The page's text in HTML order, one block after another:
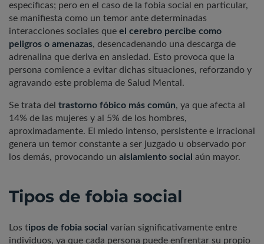
específicas; pero en el caso de la fobia social en particular,
se manifiesta como un temor ante determinadas
interacciones sociales que el cerebro percibe como
peligros o amenazas, desencadenando una descarga de
adrenalina que deriva en ansiedad. Esto provoca que la
persona comience a evitar dichas situaciones, reforzando y
agravando este problema de Salud Mental.
Se trata del trastorno fóbico más común, ya que afecta al
14% de las mujeres y al 5% de los hombres,
aproximadamente. El miedo intenso, persistente e irracional
genera un temor constante a ser juzgado u observado por
los demás, provocando un aislamiento social aún mayor.
Tipos de fobia social
Los tipos de fobia social varían significativamente entre
individuos, ya que cada persona puede enfrentar su propio